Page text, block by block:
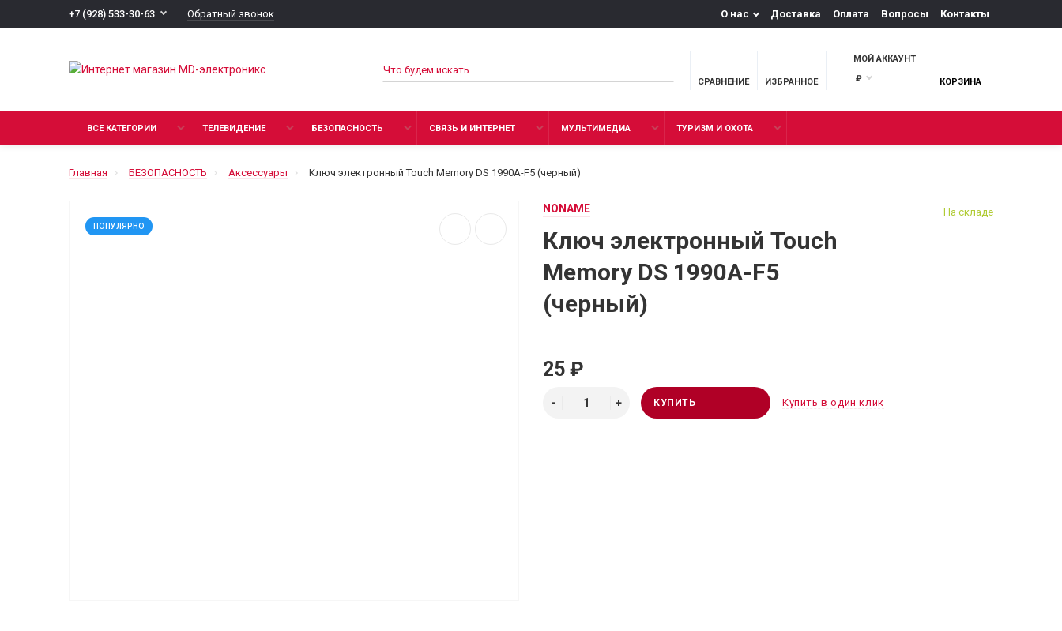
+7 (928) 533-30-63 Обратный звонок О нас Доставка Оплата Вопросы Контакты
СРАВНЕНИЕ ИЗБРАННОЕ
МОЙ АККАУНТ
₽
КОРЗИНА
ВСЕ КАТЕГОРИИ ТЕЛЕВИДЕНИЕ БЕЗОПАСНОСТЬ СВЯЗЬ И ИНТЕРНЕТ МУЛЬТИМЕДИА ТУРИЗМ И ОХОТА
Главная БЕЗОПАСНОСТЬ Аксессуары Ключ электронный Touch Memory DS 1990А-F5 (черный)
ПОПУЛЯРНО
NONAME
Ключ электронный Touch
Memory DS 1990А-F5
(черный)
На складе
25 ₽
КУПИТЬ Купить в один клик